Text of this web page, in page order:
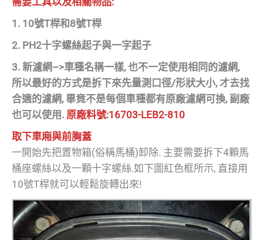
1. 10號T桿和8號T桿
2. PH2十字螺絲起子與一字起子
3. 新濾網–>車種名稱一樣, 也不一定使用相同的濾網,
所以最好的方式是拆下來先量測口徑/形狀大小, 才去找
合適的濾網, 畢竟不是每個車種都有原廠濾網可換, 副廠
也可以使用. 原廠料號:16703-LEB2-810
取下車廂與前胸蓋
一開始先把置物箱(俗稱馬桶)卸除. 主要需要拆下4顆馬
桶座螺絲以及一顆十字螺絲.如下圖紅色框所示, 直接用
10號T桿就可以輕鬆旋轉出來!